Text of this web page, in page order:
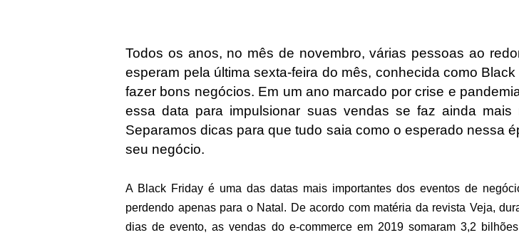
Todos os anos, no mês de novembro, várias pessoas ao
esperam pela última sexta-feira do mês, conhecida como
fazer bons negócios. Em um ano marcado por crise e
essa data para impulsionar suas vendas se faz ainda mais
Separamos dicas para que tudo saia como o esperado nessa
seu negócio.
A Black Friday é uma das datas mais importantes dos eventos de
perdendo apenas para o Natal. De acordo com matéria da revista Veja,
dias de evento, as vendas do e-commerce em 2019 somaram 3,2